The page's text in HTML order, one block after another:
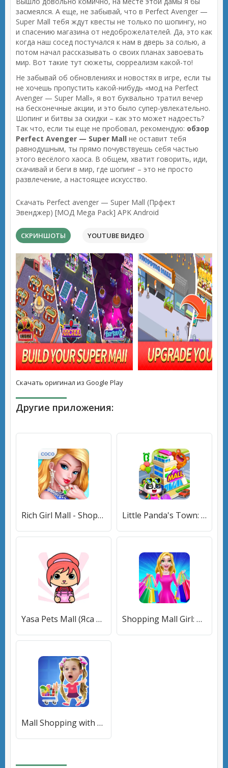
засмеялся. А еще, не забывай, что в Perfect Avenger —
Super Mall тебя ждут квесты не только по шопингу, но
и спасению магазина от недоброжелателей. Да, это как
когда наш сосед постучался к нам в дверь за солью, а
потом начал рассказывать о своих планах завоевать
мир. Вот такие тут сюжеты, сюрреализм какой-то!
Не забывай об обновлениях и новостях в игре, если ты
не хочешь пропустить какой-нибудь «мод на Perfect
Avenger — Super Mall», я вот буквально тратил вечер
на бесконечные акции, и это было супер-увлекательно.
Шопинг и битвы за скидки – как это может надоесть?
Так что, если ты еще не пробовал, рекомендую: обзор
Perfect Avenger — Super Mall не оставит тебя
равнодушным, ты прямо почувствуешь себя частью
этого весёлого хаоса. В общем, хватит говорить, иди,
скачивай и беги в мир, где шопинг – это не просто
развлечение, а настоящее искусство.
Скачать Perfect avenger — Super Mall (Прфект
Эвенджер) [МОД Mega Pack] APK Android
СКРИНШОТЫ YOUTUBE ВИДЕО
Скачать оригинал из Google Play
Другие приложения:
Rich Girl Mall - Shopping Game [МОД Unlocked] APK Android Little Panda's Town: Mall [МОД Все открыто] APK Android
Yasa Pets Mall (Яса Петс Молл) [МОД Premium] APK Android Shopping Mall Girl: Chic Game [МОД Много денег] APK Android
Mall Shopping with Diana (Молл Шоппинг с Дианой) [МОД Unlocked] APK Android